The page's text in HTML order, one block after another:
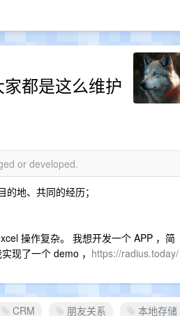
都是这么维护
or developed.
地、共同的经历；
操作复杂。 我想开发一个 APP ，简
现了一个 demo ， https://radius.today/
CRM 朋友关系 本地存储